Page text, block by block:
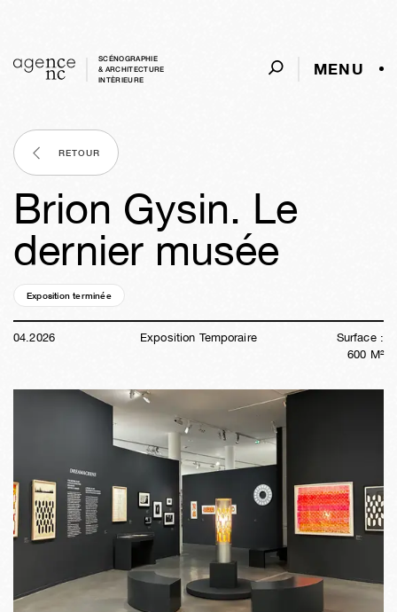
SCÉNOGRAPHIE
& ARCHITECTURE
INTÈRIEURE
MENU
RETOUR
Brion Gysin. Le
dernier musée
Exposition terminée
04.2026 Exposition Temporaire
Surface :
600 M²